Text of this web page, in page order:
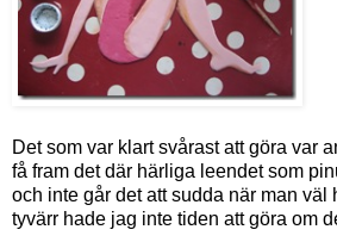
Det som var klart svårast att göra var
få fram det där härliga leendet som
och inte går det att sudda när man väl
tyvärr hade jag inte tiden att göra om